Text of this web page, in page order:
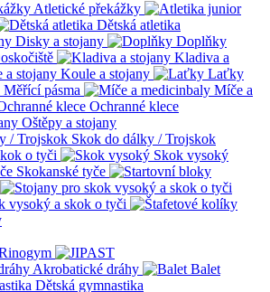
Atletické překážky
Dětská atletika
Disky a stojany
Doplňky
Kladiva a
Koule a stojany
Laťky
Měřící pásma
Míče a
Ochranné klece
Oštěpy a stojany
Skok do dálky / Trojskok
o tyči
Skok vysoký
Skokanské tyče
vysoký a skok o tyči
Akrobatické dráhy
Balet
Dětská gymnastika